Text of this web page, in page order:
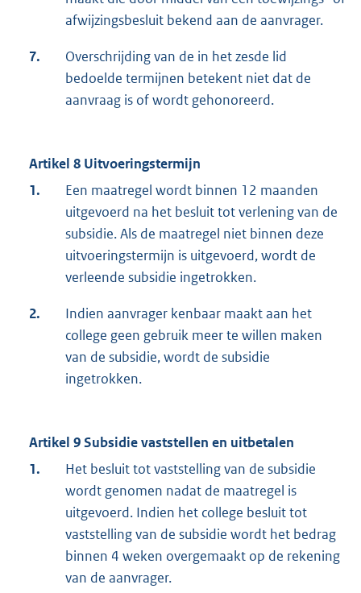
afwijzingsbesluit bekend aan de aanvrager.
7.
Overschrijding van de in het zesde lid
bedoelde termijnen betekent niet dat de
aanvraag is of wordt gehonoreerd.
Artikel 8 Uitvoeringstermijn
1.
Een maatregel wordt binnen 12 maanden
uitgevoerd na het besluit tot verlening van de
subsidie. Als de maatregel niet binnen deze
uitvoeringstermijn is uitgevoerd, wordt de
verleende subsidie ingetrokken.
2.
Indien aanvrager kenbaar maakt aan het
college geen gebruik meer te willen maken
van de subsidie, wordt de subsidie
ingetrokken.
Artikel 9 Subsidie vaststellen en uitbetalen
1.
Het besluit tot vaststelling van de subsidie
wordt genomen nadat de maatregel is
uitgevoerd. Indien het college besluit tot
vaststelling van de subsidie wordt het bedrag
binnen 4 weken overgemaakt op de rekening
van de aanvrager.